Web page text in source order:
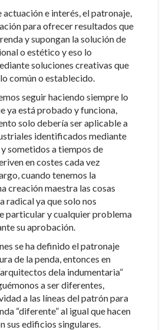
actuación e interés, el patronaje,
para ofrecer resultados que
y supongan la solución de
o estético y eso lo
soluciones creativas que
común o establecido.
seguir haciendo siempre lo
ya está probado y funciona,
solo debería ser aplicable a
identificados mediante
sometidos a tiempos de
en costes cada vez
cuando tenemos la
creación maestra las cosas
radical ya que solo nos
particular y cualquier problema
su aprobación.
se ha definido el patronaje
de la penda, entonces en
dela indumentaria”
a ser diferentes,
a las líneas del patrón para
“diferente” al igual que hacen
sus edificios singulares.